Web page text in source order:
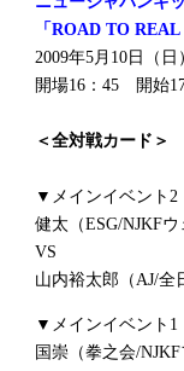
「ROAD TO
2009年5月10日（
開場16：45 開始
＜全対戦カード＞
▼メインイベント
健太（ESG/NJKF
VS
山内裕太郎（AJ/全
▼メインイベント
国崇（拳之会/